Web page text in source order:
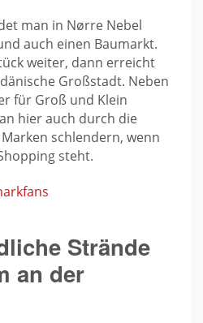
man in Nørre Nebel
auch einen Baumarkt.
weiter, dann erreicht
Großstadt. Neben
für Groß und Klein
hier auch durch die
schlendern, wenn
steht.
Strände
an der